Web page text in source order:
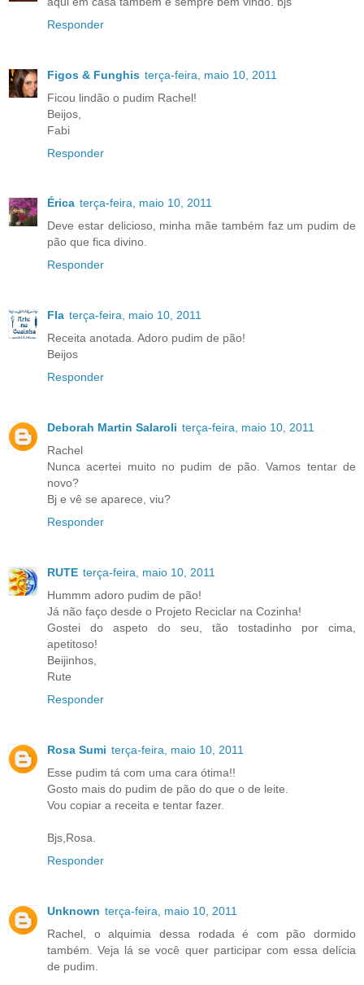
Responder
Figos & Funghis terça-feira, maio 10, 2011
Ficou lindão o pudim Rachel!
Beijos,
Fabi
Responder
Érica terça-feira, maio 10, 2011
Deve estar delicioso, minha mãe também faz um pudim de
pão que fica divino.
Responder
Fla terça-feira, maio 10, 2011
Receita anotada. Adoro pudim de pão!
Beijos
Responder
Deborah Martin Salaroli terça-feira, maio 10, 2011
Rachel
Nunca acertei muito no pudim de pão. Vamos tentar de
novo?
Bj e vê se aparece, viu?
Responder
RUTE terça-feira, maio 10, 2011
Hummm adoro pudim de pão!
Já não faço desde o Projeto Reciclar na Cozinha!
Gostei do aspeto do seu, tão tostadinho por cima,
apetitoso!
Beijinhos,
Rute
Responder
Rosa Sumi terça-feira, maio 10, 2011
Esse pudim tá com uma cara ótima!!
Gosto mais do pudim de pão do que o de leite.
Vou copiar a receita e tentar fazer.
Bjs,Rosa.
Responder
Unknown terça-feira, maio 10, 2011
Rachel, o alquimia dessa rodada é com pão dormido
também. Veja lá se você quer participar com essa delícia
de pudim.